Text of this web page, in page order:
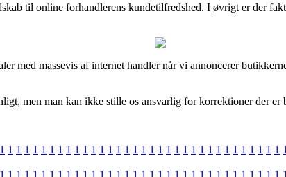
til online forhandlerens kundetilfredshed. I øvrigt er der
med massevis af internet handler når vi annoncerer
men man kan ikke stille os ansvarlig for korrektioner der er
1 1 1 1 1 1 1 1 1 1 1 1 1 1 1 1 1 1 1 1 1 1 1 1 1 1 1 1 1 1 1 1 1 1 1
1 1 1 1 1 1 1 1 1 1 1 1 1 1 1 1 1 1 1 1 1 1 1 1 1 1 1 1 1 1 1 1 1 1 1